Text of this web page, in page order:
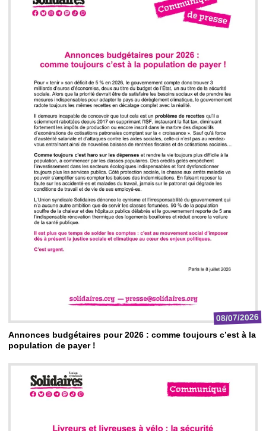
08/07/2026
Annonces budgétaires pour 2026 : comme toujours c’est à la
population de payer !